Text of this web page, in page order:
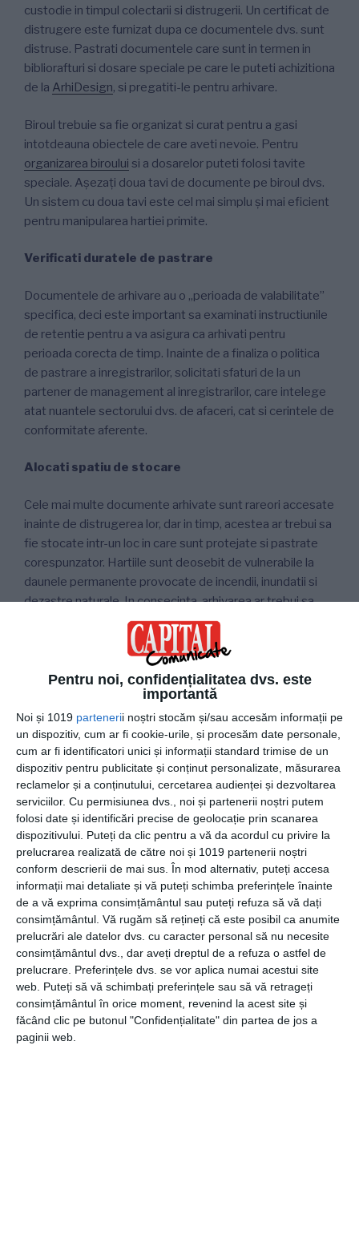
Pentru noi, confidențialitatea dvs. este
importantă
Noi și 1019 partenerii noștri stocăm și/sau accesăm informații pe
un dispozitiv, cum ar fi cookie-urile, și procesăm date personale,
cum ar fi identificatori unici și informații standard trimise de un
dispozitiv pentru publicitate și conținut personalizate, măsurarea
reclamelor și a conținutului, cercetarea audienței și dezvoltarea
serviciilor. Cu permisiunea dvs., noi și partenerii noștri putem
folosi date și identificări precise de geolocație prin scanarea
dispozitivului. Puteți da clic pentru a vă da acordul cu privire la
prelucrarea realizată de către noi și 1019 partenerii noștri
conform descrierii de mai sus. În mod alternativ, puteți accesa
informații mai detaliate și vă puteți schimba preferințele înainte
de a vă exprima consimțământul sau puteți refuza să vă dați
consimțământul. Vă rugăm să rețineți că este posibil ca anumite
prelucrări ale datelor dvs. cu caracter personal să nu necesite
consimțământul dvs., dar aveți dreptul de a refuza o astfel de
prelucrare. Preferințele dvs. se vor aplica numai acestui site
web. Puteți să vă schimbați preferințele sau să vă retrageți
consimțământul în orice moment, revenind la acest site și
făcând clic pe butonul "Confidențialitate" din partea de jos a
paginii web.
custodie in timpul colectarii si distrugerii. Un certificat de
distrugere este furnizat dupa ce documentele dvs. sunt
distruse. Pastrati documentele care sunt in termen in
bibliorafturi si dosare speciale pe care le puteti achizitiona
de la ArhiDesign, si pregatiti-le pentru arhivare.
Biroul trebuie sa fie organizat si curat pentru a gasi
intotdeauna obiectele de care aveti nevoie. Pentru
organizarea biroului si a dosarelor puteti folosi tavite
speciale. Așezați doua tavi de documente pe biroul dvs.
Un sistem cu doua tavi este cel mai simplu și mai eficient
pentru manipularea hartiei primite.
Verificati duratele de pastrare
Documentele de arhivare au o „perioada de valabilitate”
specifica, deci este important sa examinati instructiunile
de retentie pentru a va asigura ca arhivati pentru
perioada corecta de timp. Inainte de a finaliza o politica
de pastrare a inregistrarilor, solicitati sfaturi de la un
partener de management al inregistrarilor, care intelege
atat nuantele sectorului dvs. de afaceri, cat si cerintele de
conformitate aferente.
Alocati spatiu de stocare
Cele mai multe documente arhivate sunt rareori accesate
inainte de distrugerea lor, dar in timp, acestea ar trebui sa
fie stocate intr-un loc in care sunt protejate si pastrate
corespunzator. Hartiile sunt deosebit de vulnerabile la
daunele permanente provocate de incendii, inundatii si
dezastre naturale. In consecinta, arhivarea ar trebui sa
aiba loc intr-o unitate securizata. Un centru de inregistrari
profesionale este special conceput pentru a va proteja
documentele de catastrofele care pot aparea in instalatia
dumneavoastra.
Asigurati preluarea rapida si precisa
Este posibil sa nu aveti nevoie de inregistrarile dvs. din
arhiva foarte des, dar cand faceti acest lucru, recuperarea
lor ar trebui sa fie prompta si eficienta. Cele mai multe
sisteme de arhivare nu sunt bine organizate si necesita
sapare prin cutii pentru a gasi informatii critice. Atunci
cand inregistrarile dvs. din arhiva sunt stocate intr-un
depozit special de inregistrari, ele sunt codate si urmarite
pentru a fi accesate rapid si recuperate imediat cand
aveti nevoie de ele.
Digitalizati fisierele active
Arhivarea documentelor pe hartie inseamna, de
asemenea, o solutie pentru inregistrarile cele mai active.
Digitalizarea fisierelor active elimina cautarile
consumatoare de timp prin mai multe camere si dulapuri